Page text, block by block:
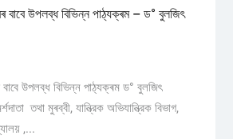
বাবে উপলব্ধ বিভিন্ন পাঠ্যক্ৰম – ড° বুলজিৎ
বাবে উপলব্ধ বিভিন্ন পাঠ্যক্ৰম ড° বুলজিৎ
তথা মুৰব্বী, যান্ত্রিক অভিযান্ত্রিক বিভাগ,
,...